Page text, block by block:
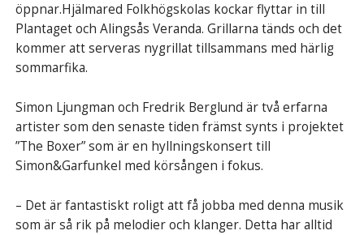
öppnar.Hjälmared Folkhögskolas kockar flyttar in till
Plantaget och Alingsås Veranda. Grillarna tänds och det
kommer att serveras nygrillat tillsammans med härlig
sommarfika.
Simon Ljungman och Fredrik Berglund är två erfarna
artister som den senaste tiden främst synts i projektet
”The Boxer” som är en hyllningskonsert till
Simon&Garfunkel med körsången i fokus.
– Det är fantastiskt roligt att få jobba med denna musik
som är så rik på melodier och klanger. Detta har alltid